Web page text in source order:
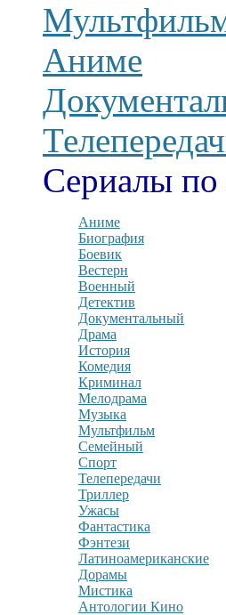
Аниме
Сериалы
Аниме
Биография
Боевик
Вестерн
Военный
Детектив
Документальный
Драма
История
Комедия
Криминал
Мелодрама
Музыка
Мультфильм
Семейный
Спорт
Телепередачи
Триллер
Ужасы
Фантастика
Фэнтези
Латиноамериканские
Дорамы
Мистика
Антологии Кино